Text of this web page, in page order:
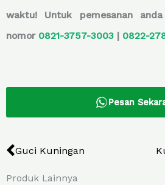
waktu! Untuk pemesanan
nomor 0821-3757-3003 | 0822-
Pesan
Prev
Guci Kuningan
Produk Lainnya